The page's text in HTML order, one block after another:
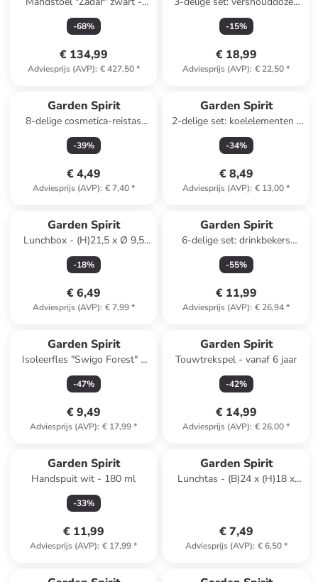
(B)88 x (H)109 x (D)60 cm
-68%
€ 134,99
Adviesprijs (AVP): € 427,50*
grijs - 5,8 l
-15%
€ 18,99
Adviesprijs (AVP): € 22,50*
Garden Spirit
8-delige cosmetica-reistas
(verrassingsproduct)
-39%
€ 4,49
Adviesprijs (AVP): € 7,40*
Garden Spirit
2-delige set: koelelementen -
(B)25,5 x (D)22 cm
(verrassingsproduct)
-34%
€ 8,49
Adviesprijs (AVP): € 13,00*
Garden Spirit
Lunchbox - (H)21,5 x Ø 9,5
cm (verrassingsproduct)
-18%
€ 6,49
Adviesprijs (AVP): € 7,99*
Garden Spirit
6-delige set: drinkbekers
meervoud - 250 ml
-55%
€ 11,99
Adviesprijs (AVP): € 26,94*
Garden Spirit
Isoleerfles "Swigo Forest" -
400 ml (verrassingsproduct)
-47%
€ 9,49
Adviesprijs (AVP): € 17,99*
Garden Spirit
Touwtrekspel - vanaf 6 jaar
-42%
€ 14,99
Adviesprijs (AVP): € 26,00*
Garden Spirit
Handspuit wit - 180 ml
-33%
€ 11,99
Adviesprijs (AVP): € 17,99*
Garden Spirit
Lunchtas - (B)24 x (H)18 x
€ 7,49
Adviesprijs (AVP): € 6,50*